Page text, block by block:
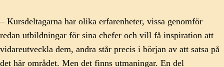
– Kursdeltagarna har olika erfarenheter, vissa genomför
redan utbildningar för sina chefer och vill få inspiration att
vidareutveckla dem, andra står precis i början av att satsa på
det här området. Men det finns utmaningar. En del